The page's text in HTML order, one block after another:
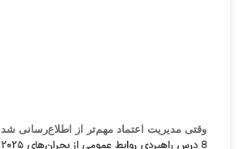
وقتی مدیریت اعتماد مهم‌تر از اطلاع‌رسانی شد